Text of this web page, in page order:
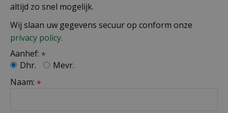
altijd zo snel mogelijk.
Wij slaan uw gegevens secuur op conform onze
privacy policy.
Aanhef: *
Dhr.
Mevr.
Naam: *